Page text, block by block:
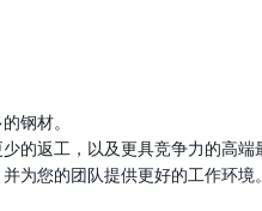
钢材。
返工，以及更具竞争力的高端
为您的团队提供更好的工作环境。